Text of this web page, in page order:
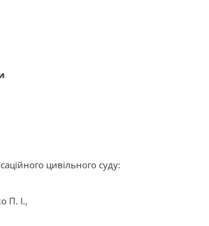
цивільного суду:
П. І.,